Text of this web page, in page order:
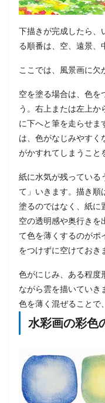
下描きが完成したら、
る順番は、空、遠景、
ここでは、風景画に欠
空を塗る場合は、色を
う。右上または左上か
に下へと筆を走らせま
は、色がなじみやすく
がかすれてしまうこと
紙に水気が残っている
て」いきます。描き順
塗るのではなく、紙に
空の透明感や奥行きを
て色を薄くするのがポ
をつけずに空けておき
色がにじみ、ある程度
ながら雲を描いていき
色を薄く混ぜることで
水彩画の彩色